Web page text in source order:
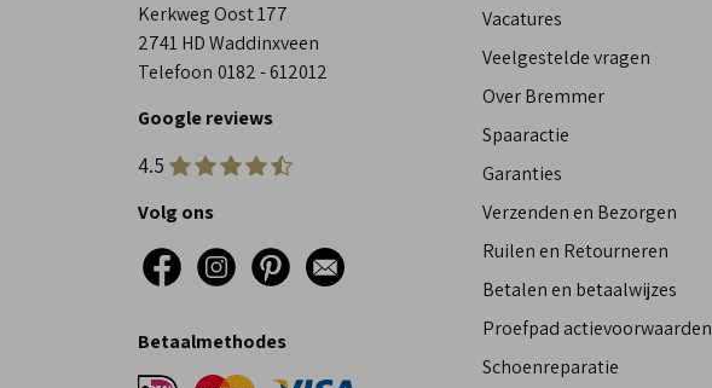
Kerkweg Oost 177
2741 HD Waddinxveen
Telefoon 0182 - 612012
Google reviews
4.5
Volg ons
Betaalmethodes
Vacatures
Veelgestelde vragen
Over Bremmer
Spaaractie
Garanties
Verzenden en Bezorgen
Ruilen en Retourneren
Betalen en betaalwijzes
Proefpad actievoorwaarden
Schoenreparatie